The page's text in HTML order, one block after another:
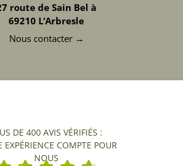
route de Sain Bel à
69210 L’Arbresle
Nous contacter →
DE 400 AVIS VÉRIFIÉS :
EXPÉRIENCE COMPTE POUR
NOUS